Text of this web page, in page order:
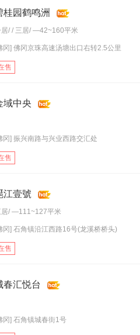
桂园鹤鸣洲
/ / 三居/ —42~160平米
冈] 佛冈京珠高速汤塘出口右转2.5公里
售
域中央
冈] 振兴南路与兴业西路交汇处
售
江壹號
居/ —111~127平米
冈] 石角镇沿江西路16号(龙溪桥桥头)
售
春汇悦台
冈] 石角镇城春街1号